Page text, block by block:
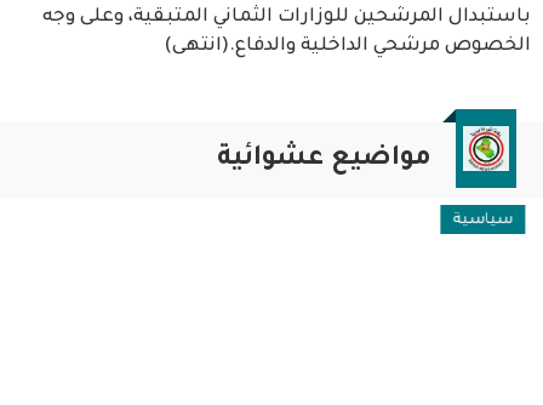
باستبدال المرشحين للوزارات الثماني المتبقية، وعلى وجه
الخصوص مرشحي الداخلية والدفاع.(انتهى)
مواضيع عشوائية
سياسية